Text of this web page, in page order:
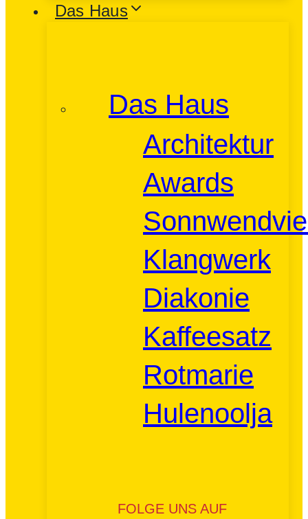
Das Haus
Das Haus
Architektur
Awards
Klangwerk
Diakonie
Kaffeesatz
Rotmarie
Hulenoolja
FOLGE UNS AUF